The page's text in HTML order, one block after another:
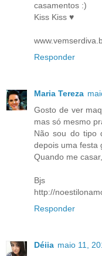
casamentos :)
Kiss Kiss ♥
Responder
Maria Tereza
Gosto de ver
mas só mesmo
Não sou do tipo
depois uma festa
Quando me
Bjs
http://
Responder
Déiia maio 11,